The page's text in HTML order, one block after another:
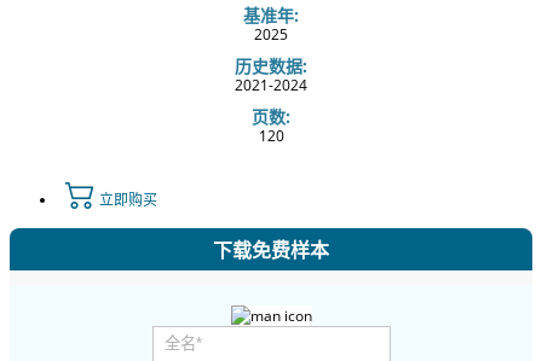
基准年:
2025
历史数据:
2021-2024
页数:
120
立即购买
下载免费样本